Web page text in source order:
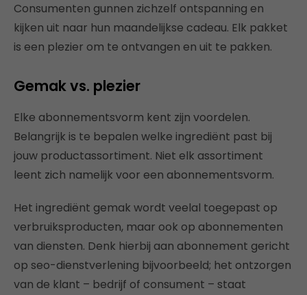
Consumenten gunnen zichzelf ontspanning en
kijken uit naar hun maandelijkse cadeau. Elk pakket
is een plezier om te ontvangen en uit te pakken.
Gemak vs. plezier
Elke abonnementsvorm kent zijn voordelen.
Belangrijk is te bepalen welke ingrediënt past bij
jouw productassortiment. Niet elk assortiment
leent zich namelijk voor een abonnementsvorm.
Het ingrediënt gemak wordt veelal toegepast op
verbruiksproducten, maar ook op abonnementen
van diensten. Denk hierbij aan abonnement gericht
op seo-dienstverlening bijvoorbeeld; het ontzorgen
van de klant – bedrijf of consument – staat